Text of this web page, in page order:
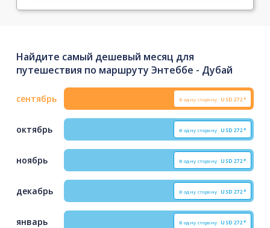
Найдите самый дешевый месяц для
путешествия по маршруту Энтеббе - Дубай
сентябрь В одну сторону USD 272*
октябрь В одну сторону USD 272*
ноябрь В одну сторону USD 272*
декабрь В одну сторону USD 272*
январь В одну сторону USD 272*